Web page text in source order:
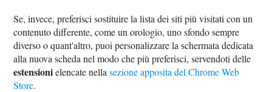
Se, invece, preferisci sostituire la lista dei siti più visitati con un
contenuto differente, come un orologio, uno sfondo sempre
diverso o quant'altro, puoi personalizzare la schermata dedicata
alla nuova scheda nel modo che più preferisci, servendoti delle
estensionielencate nellasezione apposita del Chrome Web
Store.